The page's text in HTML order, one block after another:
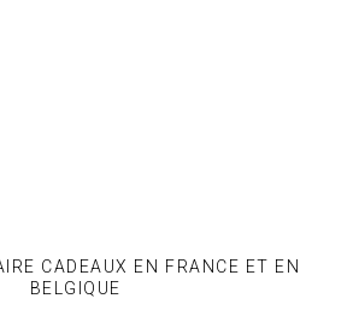
CADEAUX EN FRANCE ET EN
BELGIQUE